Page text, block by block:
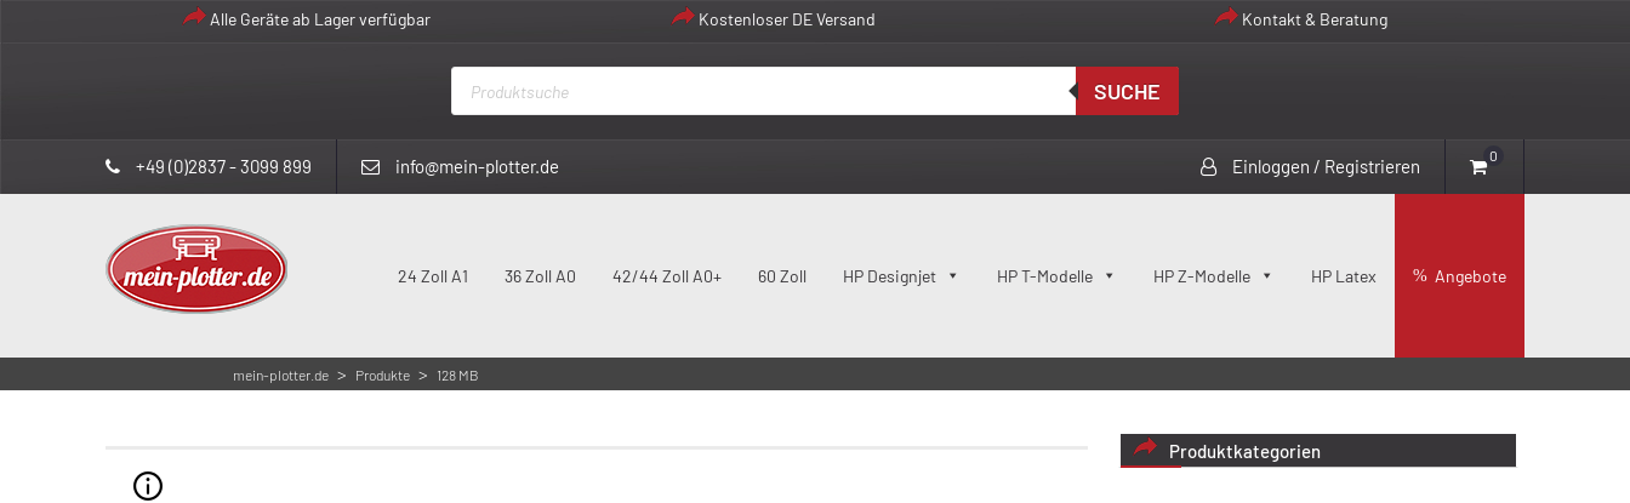
Alle Geräte ab Lager verfügbar Kostenloser DE Versand Kontakt & Beratung
Products
search
SUCHE
+49 (0)2837 - 3099 899 info@mein-plotter.de Einloggen / Registrieren 0
24 Zoll A1 36 Zoll A0 42/44 Zoll A0+ 60 Zoll HP Designjet HP T-Modelle HP Z-Modelle HP Latex Angebote
mein-plotter.de > Produkte > 128 MB
Produktkategorien